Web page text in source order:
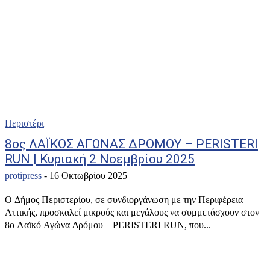
Περιστέρι
8ος ΛΑΪΚΟΣ ΑΓΩΝΑΣ ΔΡΟΜΟΥ – PERISTERI
RUN | Κυριακή 2 Νοεμβρίου 2025
protipress - 16 Οκτωβρίου 2025
Ο Δήμος Περιστερίου, σε συνδιοργάνωση με την Περιφέρεια
Αττικής, προσκαλεί μικρούς και μεγάλους να συμμετάσχουν στον
8ο Λαϊκό Αγώνα Δρόμου – PERISTERI RUN, που...